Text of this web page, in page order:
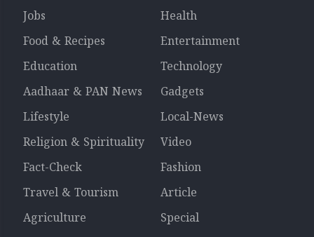
Jobs
Health
Food & Recipes
Entertainment
Education
Technology
Aadhaar & PAN News
Gadgets
Lifestyle
Local-News
Religion & Spirituality
Video
Fact-Check
Fashion
Travel & Tourism
Article
Agriculture
Special